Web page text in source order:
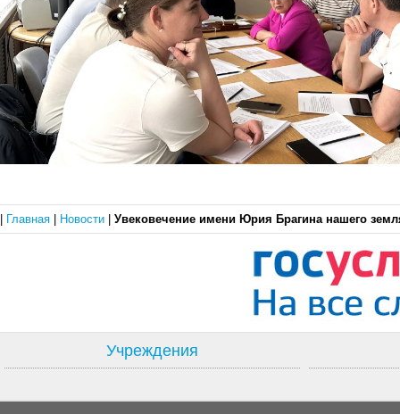
Главная Новости Увековечение имени Юрия Брагина нашего
Учреждения